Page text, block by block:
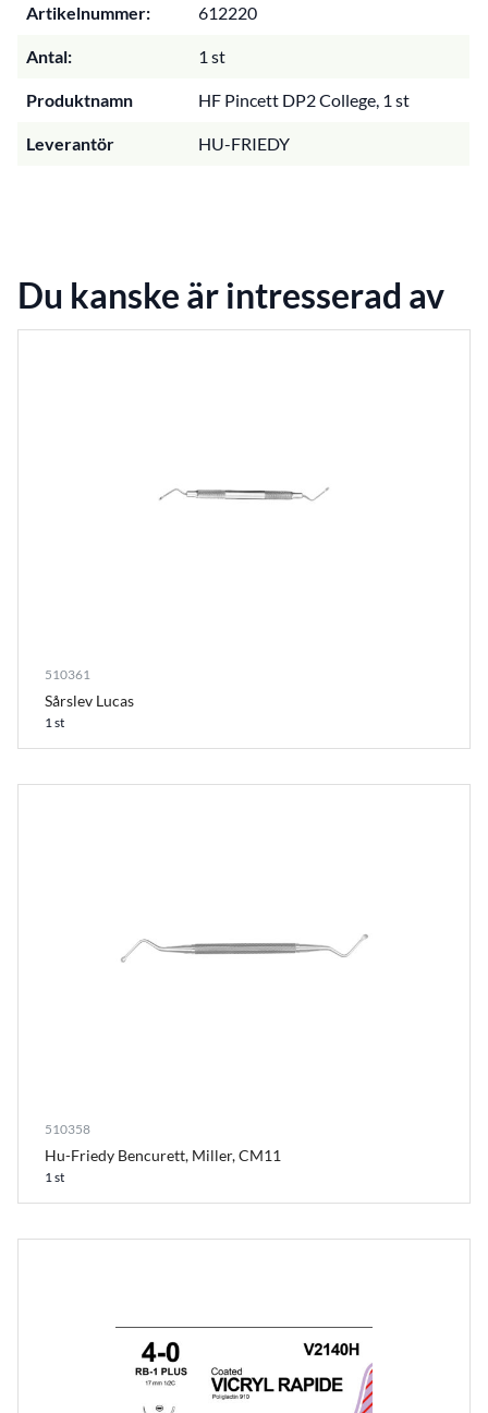
Artikelnummer: 612220
Antal: 1 st
Produktnamn HF Pincett DP2 College, 1 st
Leverantör HU-FRIEDY
Du kanske är intresserad av
510361
Sårslev Lucas
1 st
510358
Hu-Friedy Bencurett, Miller, CM11
1 st